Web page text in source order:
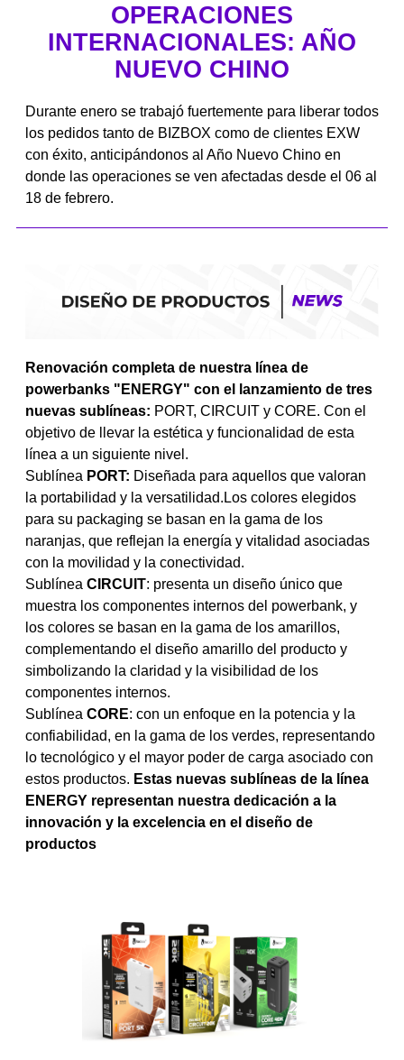
OPERACIONES
INTERNACIONALES: AÑO
NUEVO CHINO
Durante enero se trabajó fuertemente para liberar todos
los pedidos tanto de BIZBOX como de clientes EXW
con éxito, anticipándonos al Año Nuevo Chino en
donde las operaciones se ven afectadas desde el 06 al
18 de febrero.
Renovación completa de nuestra línea de
powerbanks "ENERGY" con el lanzamiento de tres
nuevas sublíneas: PORT, CIRCUIT y CORE. Con el
objetivo de llevar la estética y funcionalidad de esta
línea a un siguiente nivel.
Sublínea PORT: Diseñada para aquellos que valoran
la portabilidad y la versatilidad.Los colores elegidos
para su packaging se basan en la gama de los
naranjas, que reflejan la energía y vitalidad asociadas
con la movilidad y la conectividad.
Sublínea CIRCUIT: presenta un diseño único que
muestra los componentes internos del powerbank, y
los colores se basan en la gama de los amarillos,
complementando el diseño amarillo del producto y
simbolizando la claridad y la visibilidad de los
componentes internos.
Sublínea CORE: con un enfoque en la potencia y la
confiabilidad, en la gama de los verdes, representando
lo tecnológico y el mayor poder de carga asociado con
estos productos. Estas nuevas sublíneas de la línea
ENERGY representan nuestra dedicación a la
innovación y la excelencia en el diseño de
productos